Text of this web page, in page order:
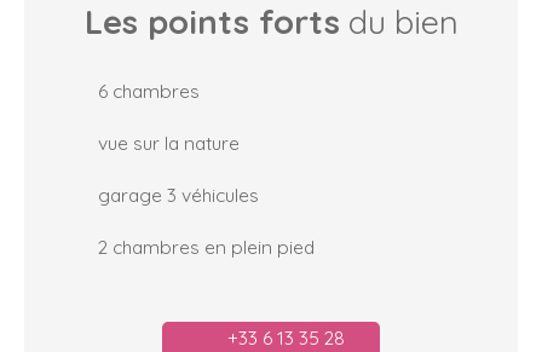
Les points forts du bien
6 chambres
vue sur la nature
garage 3 véhicules
2 chambres en plein pied
+33 6 13 35 28